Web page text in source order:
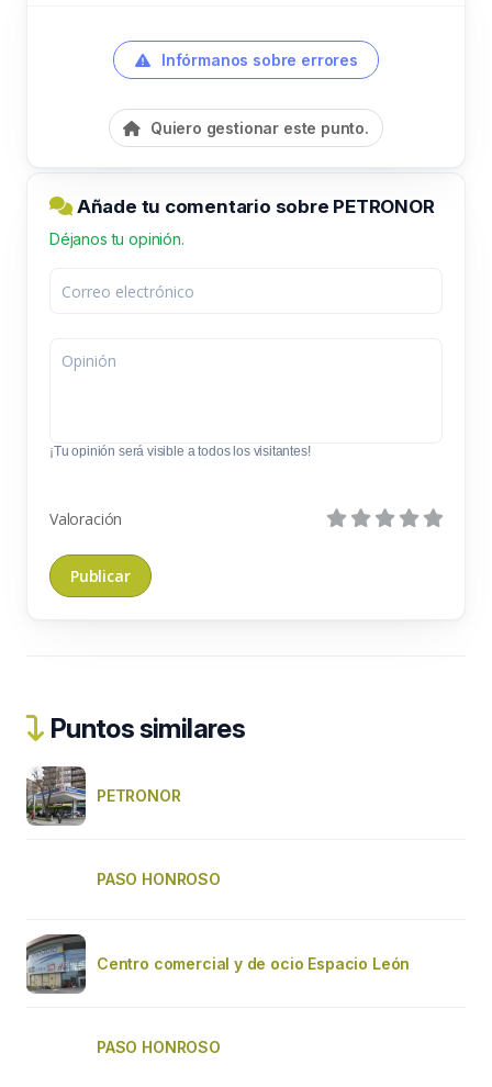
Infórmanos sobre errores
Quiero gestionar este punto.
Añade tu comentario sobre PETRONOR
Déjanos tu opinión.
¡Tu opinión será visible a todos los visitantes!
Valoración
Puntos similares
PETRONOR
PASO HONROSO
Centro comercial y de ocio Espacio León
PASO HONROSO